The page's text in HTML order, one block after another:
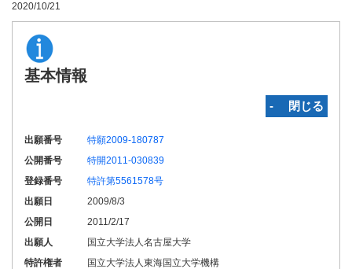
2020/10/21
基本情報
‐ 閉じる
出願番号
特願2009-180787
公開番号
特開2011-030839
登録番号
特許第5561578号
出願日
2009/8/3
公開日
2011/2/17
出願人
国立大学法人名古屋大学
特許権者
国立大学法人東海国立大学機構